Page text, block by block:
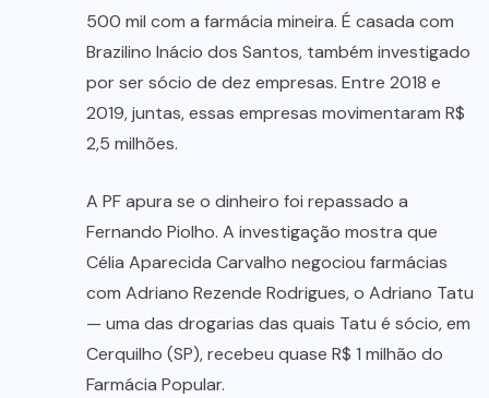
500 mil com a farmácia mineira. É casada com
Brazilino Inácio dos Santos, também investigado
por ser sócio de dez empresas. Entre 2018 e
2019, juntas, essas empresas movimentaram R$
2,5 milhões.
A PF apura se o dinheiro foi repassado a
Fernando Piolho. A investigação mostra que
Célia Aparecida Carvalho negociou farmácias
com Adriano Rezende Rodrigues, o Adriano Tatu
— uma das drogarias das quais Tatu é sócio, em
Cerquilho (SP), recebeu quase R$ 1 milhão do
Farmácia Popular.